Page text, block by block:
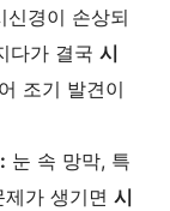
경이 손상되
다가 결국 시
조기 발견이
눈 속 망막, 특
가 생기면 시